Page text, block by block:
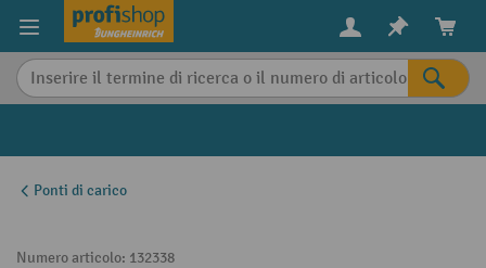
content
Ponti di carico
Numero articolo: 132338